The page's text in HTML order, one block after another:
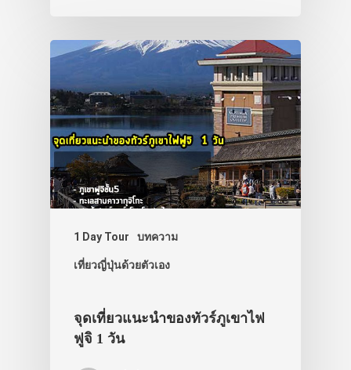
1 Day Tour บทความ
เที่ยวญี่ปุ่นด้วยตัวเอง
จุดเที่ยวแนะนำของทัวร์ภูเขาไฟ
ฟูจิ 1 วัน
ประเทศญี่ปุ่น
เที่ยวญี่ปุ่นด้ว
เอง
รถบัส
เดินทาง
สาระน่ารู้
VIDEO